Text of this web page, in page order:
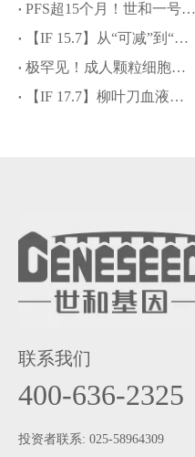
PFS超15个月！世和一号®大Panel助力SMARCA4缺失型肺癌脑转移精准诊疗
【IF 15.7】从“可减”到“精减”：泽布替尼助力MCL安全减量化疗，世和NGS定义获益人群
极罕见！成人颗粒细胞瘤发生肝样转化，世和一号®大Panel揭示分子驱动机制
【IF 17.7】柳叶刀血液学顶刊：世和DNA+RNA助力罕见cyCD3+ BPDCN病例精准诊疗
联系我们
400-636-2325
投资者联系: 025-58964309